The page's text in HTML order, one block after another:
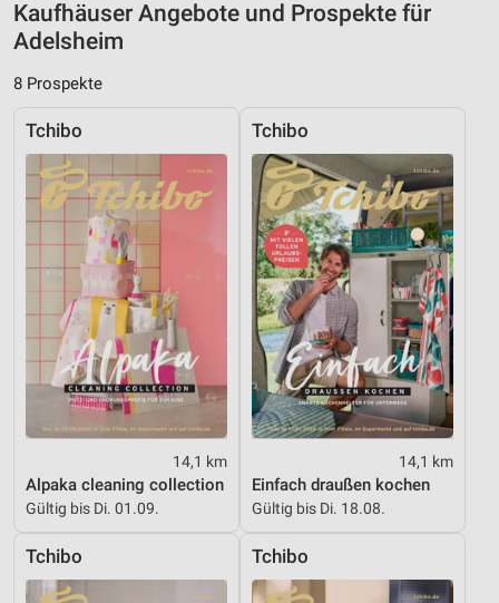
Kaufhäuser Angebote und Prospekte für
Adelsheim
8 Prospekte
Tchibo
14,1 km
Alpaka cleaning collection
Gültig bis Di. 01.09.
Tchibo
14,1 km
Einfach draußen kochen
Gültig bis Di. 18.08.
Tchibo Tchibo
Messung der Performance von Inhalten
Analyse von Zielgruppen durch Statistiken oder
Quellen
Entwicklung und Verbesserung der Angebote
Verwendung reduzierter Daten zur Auswahl von
Inhalten
IAB-Besonderheiten:
Verwendung genauer Standortdaten
Geräte anhand von aktiv angeforderten
Informationen identifizieren
Nicht-IAB-Verarbeitungszwecke:
Performance
Werbung